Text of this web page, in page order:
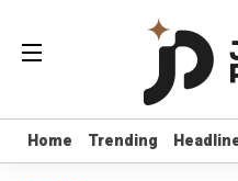
Home Trending
Home Trending